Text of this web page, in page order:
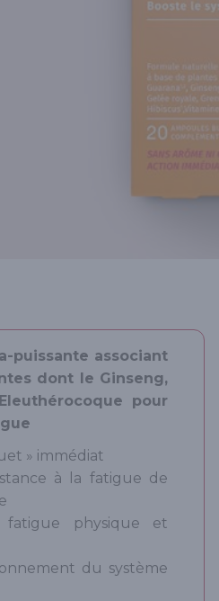
puissante associant
dont le Ginseng,
pour
» immédiat
à la fatigue de
physique et
du système